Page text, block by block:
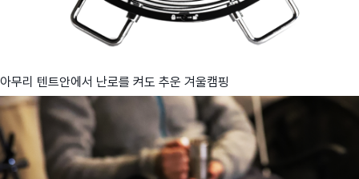
아무리 텐트안에서 난로를 켜도 추운 겨울캠핑